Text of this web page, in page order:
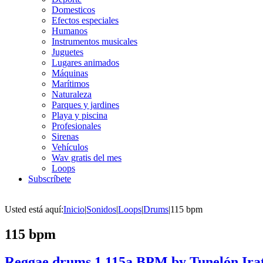
Domesticos
Efectos especiales
Humanos
Instrumentos musicales
Juguetes
Lugares animados
Máquinas
Marítimos
Naturaleza
Parques y jardines
Playa y piscina
Profesionales
Sirenas
Vehículos
Wav gratis del mes
Loops
Subscríbete
Usted está aquí:Inicio|Sonidos|Loops|Drums|115 bpm
115 bpm